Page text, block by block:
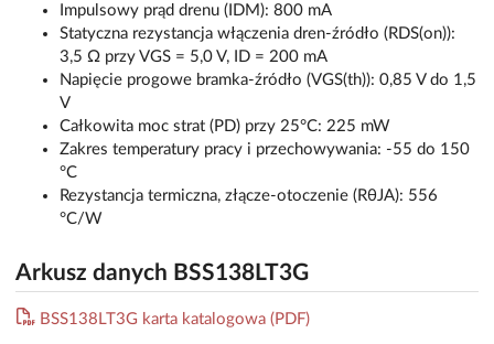
Impulsowy prąd drenu (IDM): 800 mA
Statyczna rezystancja włączenia dren-źródło (RDS(on)):
3,5 Ω przy VGS = 5,0 V, ID = 200 mA
Napięcie progowe bramka-źródło (VGS(th)): 0,85 V do 1,5
V
Całkowita moc strat (PD) przy 25°C: 225 mW
Zakres temperatury pracy i przechowywania: -55 do 150
°C
Rezystancja termiczna, złącze-otoczenie (RθJA): 556
°C/W
Arkusz danych BSS138LT3G
BSS138LT3G karta katalogowa (PDF)